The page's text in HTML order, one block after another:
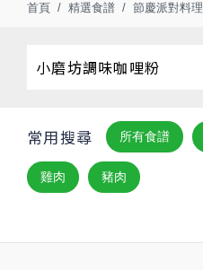
首頁 精選食譜 節慶派對料理
常用搜尋 所有食譜
雞肉 豬肉